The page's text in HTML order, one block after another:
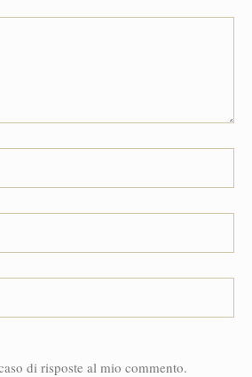
di risposte al mio commento.